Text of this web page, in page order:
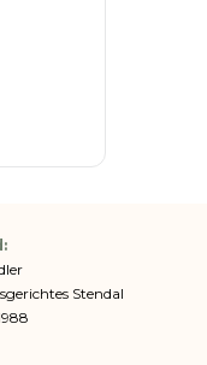
Stendal